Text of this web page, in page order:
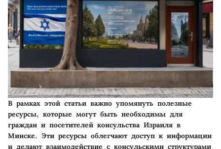
В рамках этой статьи важно упомянуть полезные
ресурсы, которые могут быть необходимы для
граждан и посетителей консульства Израиля в
Минске. Эти ресурсы облегчают доступ к информации
и делают взаимодействие с консульскими структурами